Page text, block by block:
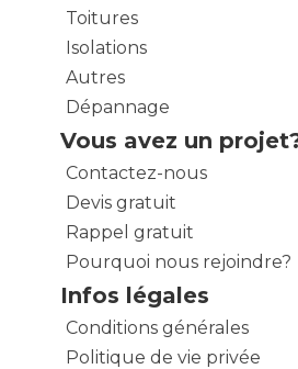
Toitures
Isolations
Autres
Dépannage
Vous avez un
Contactez-nous
Devis gratuit
Rappel gratuit
Pourquoi nous rejoindre?
Infos légales
Conditions générales
Politique de vie privée